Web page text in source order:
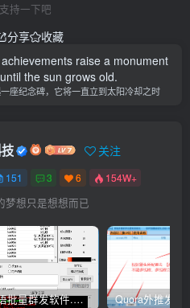
持一下吧
分享
收藏
raise a monument
the sun grows old.
座纪念碑，它将一直立到太阳冷却之时
关注
151 3 6 154W+
梦想只是想想而已
思语批量群发软件.私信.点赞.加好友功能+查询手机是否已注册账号